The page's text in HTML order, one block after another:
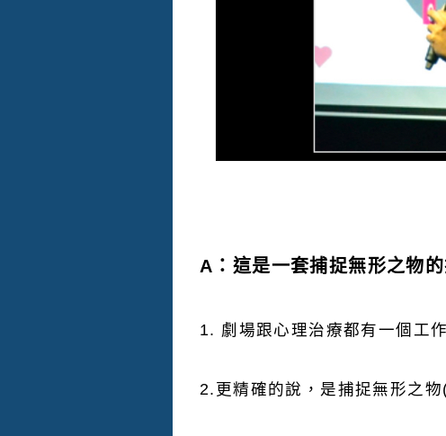
A：這是一套捕捉無形之物的
1. 劇場跟心理治療都有一個工
2.更精確的說，是捕捉無形之